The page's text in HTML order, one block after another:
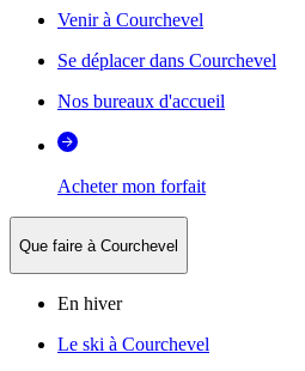
Venir à Courchevel
Se déplacer dans Courchevel
Nos bureaux d'accueil
Acheter mon forfait
Que faire à Courchevel
En hiver
Le ski à Courchevel